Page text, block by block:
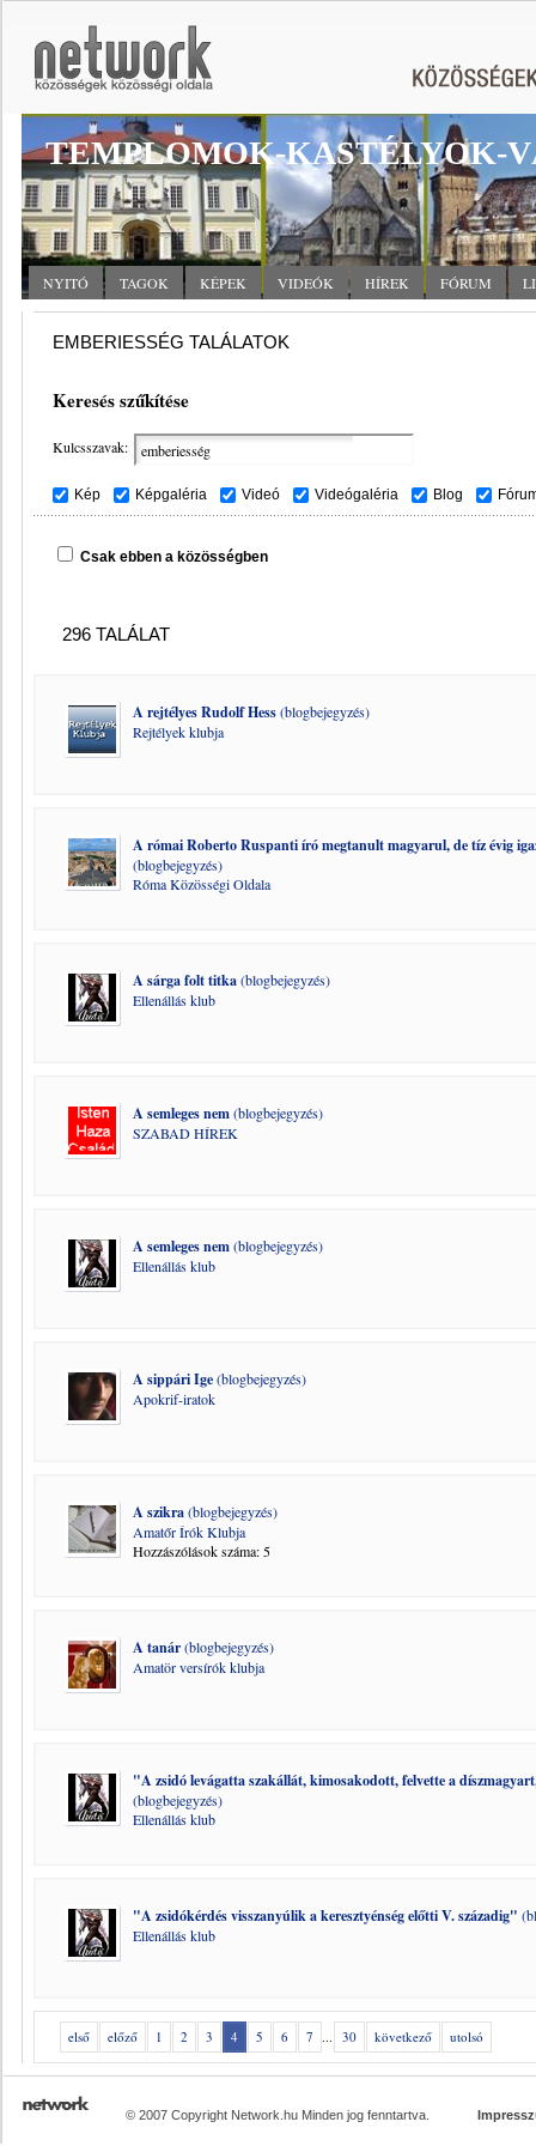
TEMPLOMOK-KASTÉLYOK-
NYITÓ TAGOK KÉPEK VIDEÓK HÍREK FÓRUM
EMBERIESSÉG TALÁLATOK
Keresés szűkítése
Kulcsszavak:
Kép Képgaléria Videó Videógaléria Blog
Csak ebben a közösségben
296 TALÁLAT
A rejtélyes Rudolf Hess(blogbejegyzés)
Rejtélyek klubja
A római Roberto Ruspanti író megtanult magyarul, de tíz évig
(blogbejegyzés)
Róma Közösségi Oldala
A sárga folt titka(blogbejegyzés)
Ellenállás klub
A semleges nem(blogbejegyzés)
SZABAD HÍREK
A semleges nem(blogbejegyzés)
Ellenállás klub
A sippári Ige(blogbejegyzés)
Apokrif-iratok
A szikra(blogbejegyzés)
Amatőr Írók Klubja
Hozzászólások száma: 5
A tanár(blogbejegyzés)
Amatör versírók klubja
"A zsidó levágatta szakállát, kimosakodott, felvette a
(blogbejegyzés)
Ellenállás klub
"A zsidókérdés visszanyúlik a keresztyénség előtti V. századig"
Ellenállás klub
első előző 1 2 3 4 5 6 7 ... 30 következő utolsó
© 2007 Copyright Network.hu Minden jog fenntartva.